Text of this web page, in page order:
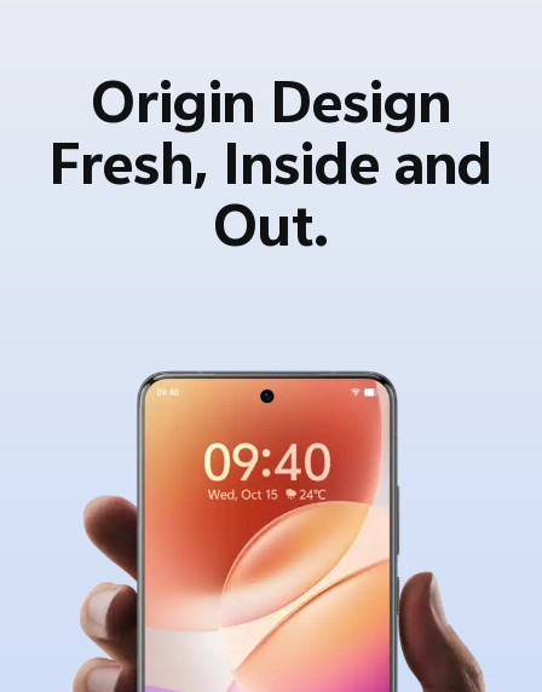
Origin Design
Fresh, Inside and
Out.